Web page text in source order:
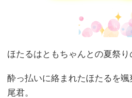
ほたるはともちゃんとの夏祭り
酔っ払いに絡まれたほたるを
尾君。